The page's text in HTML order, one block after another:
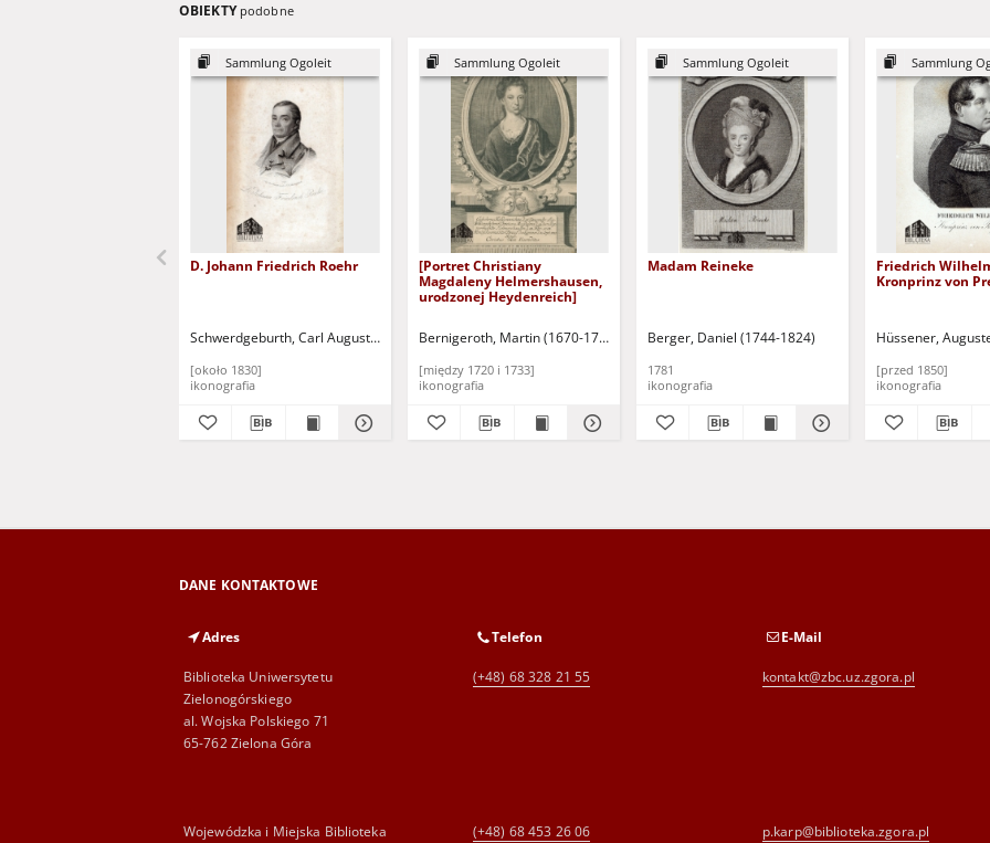
OBIEKTY podobne
Sammlung Ogoleit
D. Johann Friedrich Roehr
Schwerdgeburth, Carl August (1785-1878)
[około 1830]
ikonografia
Sammlung Ogoleit
[Portret Christiany
Magdaleny Helmershausen,
urodzonej Heydenreich]
Bernigeroth, Martin (1670-1733)
[między 1720 i 1733]
ikonografia
Sammlung Ogoleit
Madam Reineke
Berger, Daniel (1744-1824)
1781
ikonografia
Sammlung
Friedrich
Kronprinz von
Hüssener,
[przed 1850]
ikonografia
DANE KONTAKTOWE
Adres
Biblioteka Uniwersytetu
Zielonogórskiego
al. Wojska Polskiego 71
65-762 Zielona Góra
Telefon
(+48) 68 328 21 55
E-Mail
kontakt@zbc.uz.zgora.pl
Wojewódzka i Miejska Biblioteka
(+48) 68 453 26 06 p.karp@biblioteka.zgora.pl